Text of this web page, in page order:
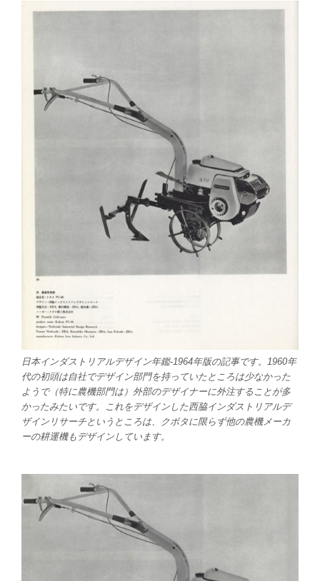
日本インダストリアルデザイン年鑑-1964年版の記事です。1960年
代の初頭は自社でデザイン部門を持っていたところは少なかった
ようで（特に農機部門は）外部のデザイナーに外注することが多
かったみたいです。これをデザインした西脇インダストリアルデ
ザインリサーチというところは、クボタに限らず他の農機メーカ
ーの耕運機もデザインしています。